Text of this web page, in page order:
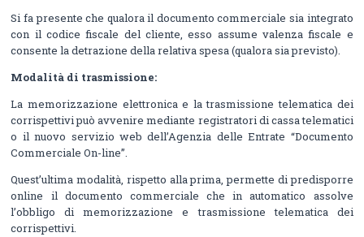
Si fa presente che qualora il documento commerciale sia integrato
con il codice fiscale del cliente, esso assume valenza fiscale e
consente la detrazione della relativa spesa (qualora sia previsto).
Modalità di trasmissione:
La memorizzazione elettronica e la trasmissione telematica dei
corrispettivi può avvenire mediante registratori di cassa telematici
o il nuovo servizio web dell’Agenzia delle Entrate “Documento
Commerciale On-line”.
Quest’ultima modalità, rispetto alla prima, permette di predisporre
online il documento commerciale che in automatico assolve
l’obbligo di memorizzazione e trasmissione telematica dei
corrispettivi.